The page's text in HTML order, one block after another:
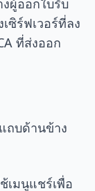
ผู้ออกใบรับ
ซิร์ฟเวอร์ที่ลง
ที่ส่งออก
ถบด้านข้าง
เมนูแชร์เพื่อ